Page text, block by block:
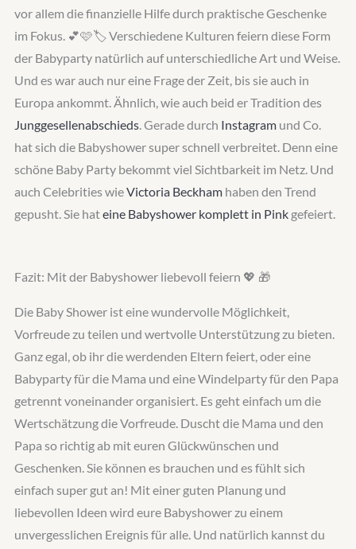
vor allem die finanzielle Hilfe durch praktische Geschenke
im Fokus. 💕🩷🏷️ Verschiedene Kulturen feiern diese Form
der Babyparty natürlich auf unterschiedliche Art und Weise.
Und es war auch nur eine Frage der Zeit, bis sie auch in
Europa ankommt. Ähnlich, wie auch beid er Tradition des
Junggesellenabschieds. Gerade durch Instagram und Co.
hat sich die Babyshower super schnell verbreitet. Denn eine
schöne Baby Party bekommt viel Sichtbarkeit im Netz. Und
auch Celebrities wieVictoria Beckham haben den Trend
gepusht. Sie hateine Babyshower komplett in Pink gefeiert.
Fazit: Mit der Babyshower liebevoll feiern 💖 🎁
Die Baby Shower ist eine wundervolle Möglichkeit,
Vorfreude zu teilen und wertvolle Unterstützung zu bieten.
Ganz egal, ob ihr die werdenden Eltern feiert, oder eine
Babyparty für die Mama und eine Windelparty für den Papa
getrennt voneinander organisiert. Es geht einfach um die
Wertschätzung die Vorfreude. Duscht die Mama und den
Papa so richtig ab mit euren Glückwünschen und
Geschenken. Sie können es brauchen und es fühlt sich
einfach super gut an! Mit einer guten Planung und
liebevollen Ideen wird eure Babyshower zu einem
unvergesslichen Ereignis für alle. Und natürlich kannst du